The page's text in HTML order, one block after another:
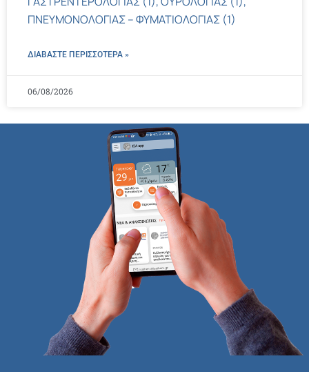
ΠΝΕΥΜΟΝΟΛΟΓΙΑΣ – ΦΥΜΑΤΙΟΛΟΓΙΑΣ (1)
ΔΙΑΒΑΣΤΕ ΠΕΡΙΣΣΌΤΕΡΑ »
06/08/2026